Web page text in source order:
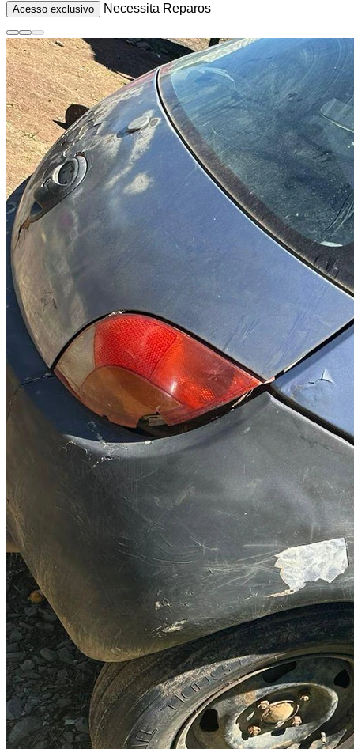
Acesso exclusivo Necessita Reparos